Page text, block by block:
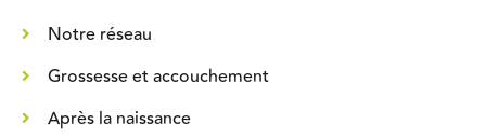
Notre réseau
Grossesse et accouchement
Après la naissance